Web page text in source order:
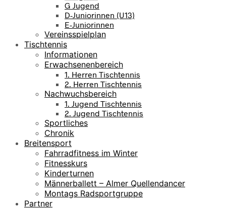
G Jugend
D-Juniorinnen (U13)
E-Juniorinnen
Vereinsspielplan
Tischtennis
Informationen
Erwachsenenbereich
1. Herren Tischtennis
2. Herren Tischtennis
Nachwuchsbereich
1. Jugend Tischtennis
2. Jugend Tischtennis
Sportliches
Chronik
Breitensport
Fahrradfitness im Winter
Fitnesskurs
Kinderturnen
Männerballett – Almer Quellendancer
Montags Radsportgruppe
Partner